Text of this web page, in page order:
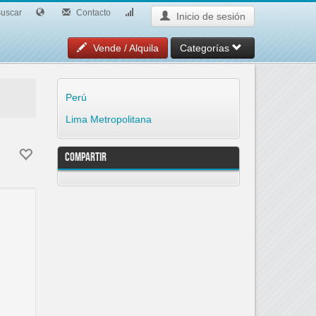
Contacto Inicio de sesión
Vende / Alquila Categorías
Perú
Lima Metropolitana
Compartir